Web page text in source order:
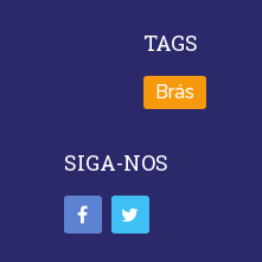
TAGS
Brás
SIGA-NOS